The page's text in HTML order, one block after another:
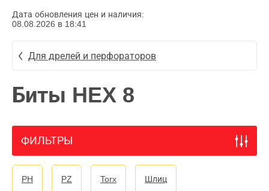
Дата обновления цен и наличия:
08.08.2026 в 18:41
Для дрелей и перфораторов
Биты HEX 8
ФИЛЬТРЫ
PH PZ Torx Шлиц